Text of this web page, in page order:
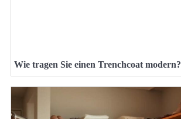
Wie tragen Sie einen Trenchcoat modern?